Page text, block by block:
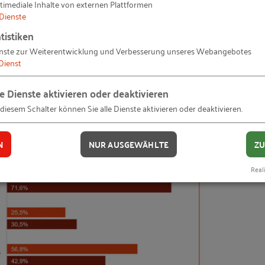
liegt der Prozentanteil der migrantischen
oder erwirtschaften wollen, bei 43,5
es nur 18,3 Prozent. Auch haben
als diejenigen ohne Migrationshintergrund
Migranten nach eigenen Einschätzungen in den
Inhalte von externen Plattformen
Dienste
zur Weiterentwicklung und Verbesserung unseres Webangebotes
Dienste aktivieren oder deaktivieren
Schalter können Sie alle Dienste aktivieren oder deaktivieren.
NUR AUSGEWÄHLTE